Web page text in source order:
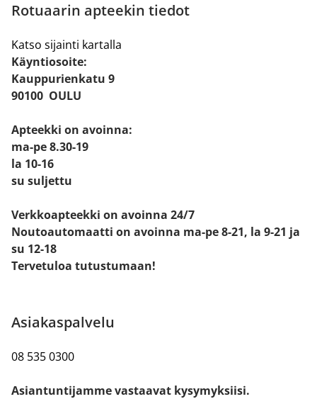
Rotuaarin apteekin tiedot
Katso sijainti kartalla
Käyntiosoite:
Kauppurienkatu 9
90100 OULU
Apteekki on avoinna:
ma-pe 8.30-19
la 10-16
su suljettu
Verkkoapteekki on avoinna 24/7
Noutoautomaatti on avoinna ma-pe 8-21, la 9-21 ja
su 12-18
Tervetuloa tutustumaan!
Asiakaspalvelu
08 535 0300
Asiantuntijamme vastaavat kysymyksiisi.